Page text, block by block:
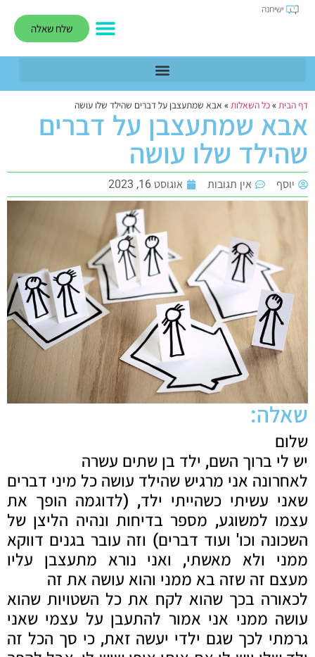
שלח שאלה
דף הבית»כל השאלות» אבא שמתעצבן על דברים שהילד שלו עושה
אבא שמתעצבן על דברים
שהילד שלו עושה
יוסף אין תגובות אוגוסט 16, 2023
שאלה:
שלום
יש לי ברוך השם, ילד בן שתים עשרה
לאחרונה אני מרגיש שהילד עושה כל מיני דברים
שאני עשיתי כשהייתי ילד, (לדוגמה הופך את
עצמו למשוגע, מספר בדיחות ונהיה הליצן של
השכונה וכו' ועוד דברים) וזה עובר בגנים דווקא
ממני ולא מאשתי, ואני נורא מתעצבן עליו
מעצם זה שזה בא ממני והוא עושה את זה
לכאורה בכך שהוא לקח את כל השטויות שהוא
עושה ממני אני אמור להתעבן על עצמי שאני
גרמתי לכך שגם ילדי יעשה זאת, כי סך הכל זה